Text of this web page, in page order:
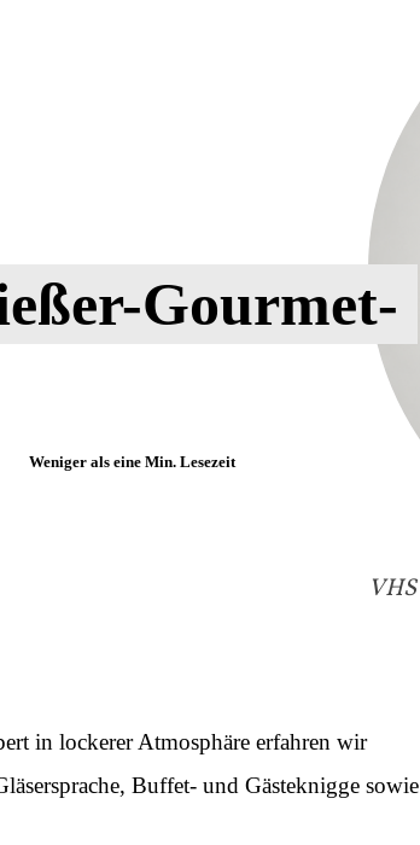
VHS
Gourmet-
Weniger als eine Min. Lesezeit
in lockerer Atmosphäre erfahren wir
Buffet- und Gästeknigge sowie